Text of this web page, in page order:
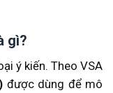
gì?
ý kiến. Theo VSA
được dùng để mô